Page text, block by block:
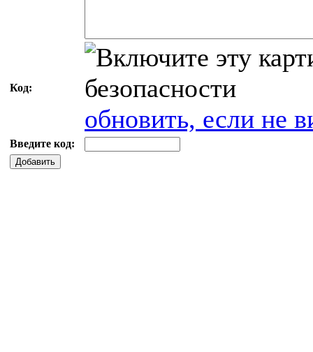
Код:
обновить, если не
Введите код:
Добавить